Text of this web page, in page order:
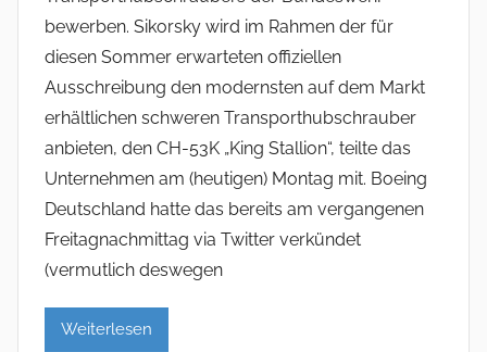
bewerben. Sikorsky wird im Rahmen der für
diesen Sommer erwarteten offiziellen
Ausschreibung den modernsten auf dem Markt
erhältlichen schweren Transporthubschrauber
anbieten, den CH-53K „King Stallion“, teilte das
Unternehmen am (heutigen) Montag mit. Boeing
Deutschland hatte das bereits am vergangenen
Freitagnachmittag via Twitter verkündet
(vermutlich deswegen
Weiterlesen